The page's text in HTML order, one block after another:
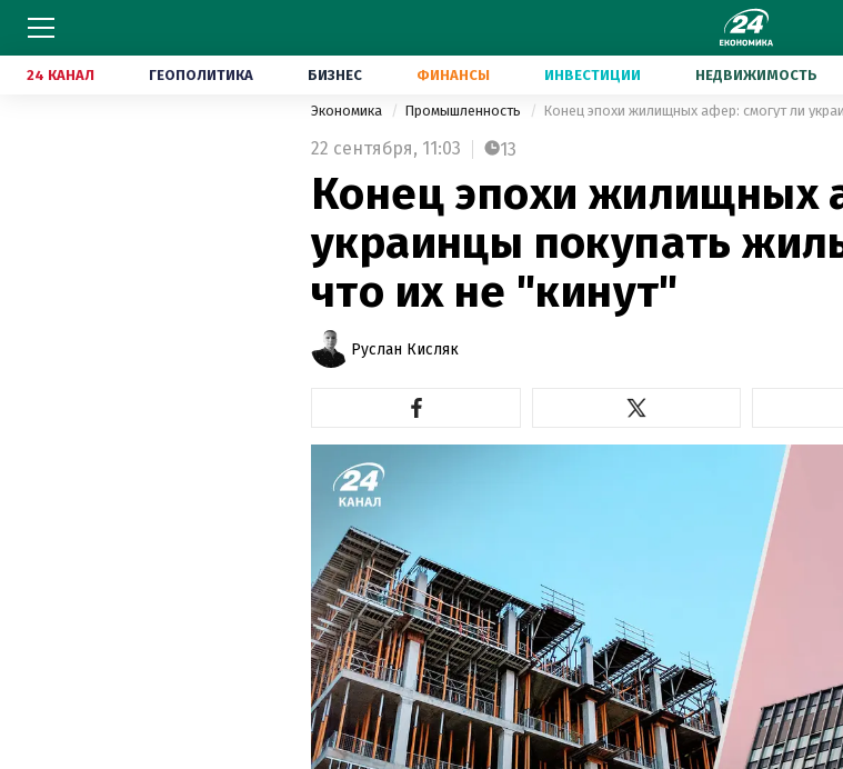
24 КАНАЛ ГЕОПОЛИТИКА БИЗНЕС ФИНАНСЫ ИНВЕСТИЦИИ НЕДВИЖИМОСТЬ
Экономика Промышленность
22 сентября, 11:03 13
Конец эпохи жилищных
украинцы покупать
что их не "кинут"
Руслан Кисляк